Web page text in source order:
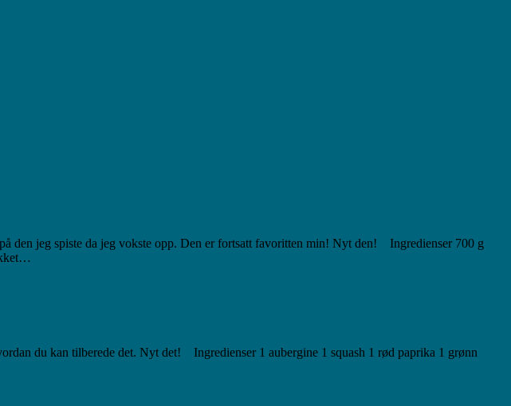
den jeg spiste da jeg vokste opp. Den er fortsatt favoritten min! Nyt den! Ingredienser 700 g
du kan tilberede det. Nyt det! Ingredienser 1 aubergine 1 squash 1 rød paprika 1 grønn